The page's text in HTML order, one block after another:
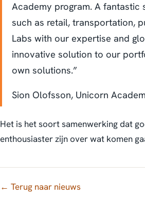
Academy program. A
such as retail, transportation,
Labs with our expertise and
innovative solution to our
own solutions.”
Sion Olofsson, Unicorn
Het is het soort samenwerking dat
enthousiaster zijn over wat komen
← Terug naar nieuws